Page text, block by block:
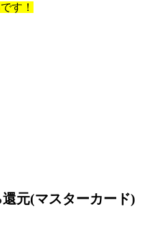
です！
元(マスターカード)